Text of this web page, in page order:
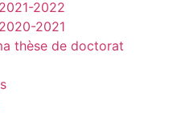
2022
2021
thèse de doctorat